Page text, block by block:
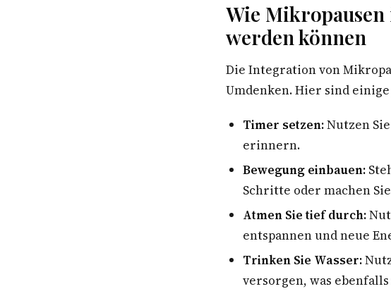
Wie
werden können
Die Integration von
Umdenken. Hier sind
Timer setzen:Nutzen
erinnern.
Bewegung einbauen:
Schritte oder machen
Atmen Sie tief durch:
entspannen und neue
Trinken Sie Wasser:
versorgen, was